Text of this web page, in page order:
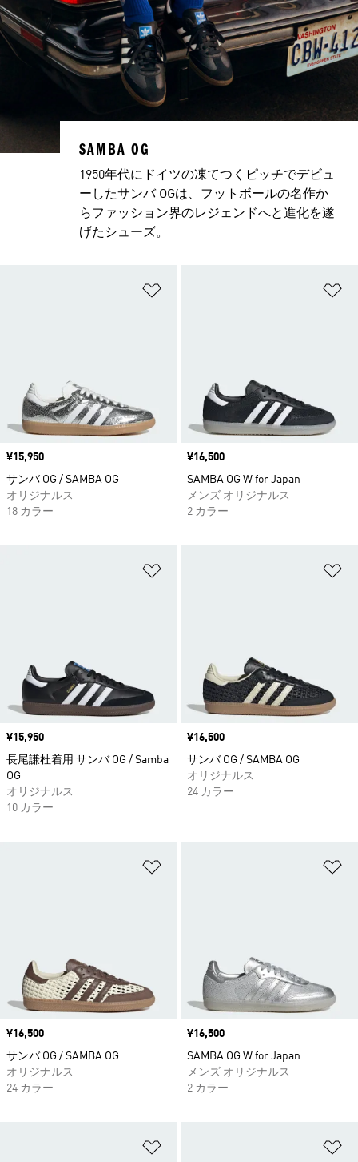
価格
¥15,950
サンバ OG / SAMBA OG
オリジナルス
18 カラー
価格
¥16,500
SAMBA OG W for Japan
メンズ オリジナルス
2 カラー
価格
¥15,950
長尾謙杜着用 サンバ OG / Samba
OG
オリジナルス
10 カラー
価格
¥16,500
サンバ OG / SAMBA OG
オリジナルス
24 カラー
価格
¥16,500
サンバ OG / SAMBA OG
オリジナルス
24 カラー
価格
¥16,500
SAMBA OG W for Japan
メンズ オリジナルス
2 カラー
SAMBA OG
1950年代にドイツの凍てつくピッチでデビュ
ーしたサンバ OGは、フットボールの名作か
らファッション界のレジェンドへと進化を遂
げたシューズ。